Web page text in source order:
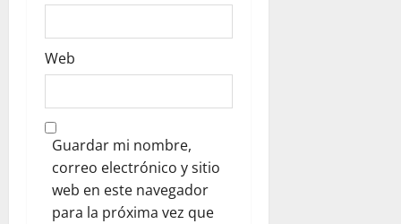
Web
Guardar mi nombre,
correo electrónico y sitio
web en este navegador
para la próxima vez que